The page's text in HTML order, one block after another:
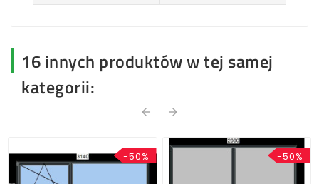
16 innych produktów w tej samej
kategorii:
arrow_back arrow_forward
-50% -50%